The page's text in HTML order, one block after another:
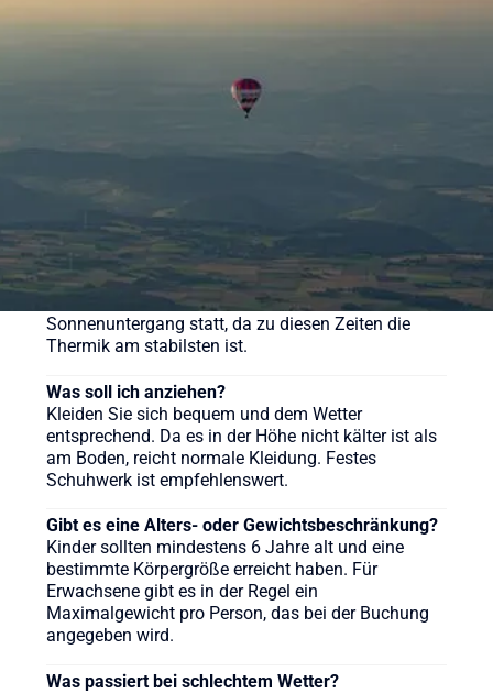
verschiedene Pakete für unsere Ballonfahrten an,
sehen Sie sich gerne auf der Webseite um.
90 Minuten, das gesamte Erlebnis inklusive
Vorbereitung und Taufe dauert ca. 3-4 Stunden.
Wann ist die beste Zeit für eine Ballonfahrt?
Ballonfahrten finden meist früh morgens nach
Sonnenaufgang oder am späten Nachmittag vor
Sonnenuntergang statt, da zu diesen Zeiten die
Thermik am stabilsten ist.
Was soll ich anziehen?
Kleiden Sie sich bequem und dem Wetter
entsprechend. Da es in der Höhe nicht kälter ist als
am Boden, reicht normale Kleidung. Festes
Schuhwerk ist empfehlenswert.
Gibt es eine Alters- oder Gewichtsbeschränkung?
Kinder sollten mindestens 6 Jahre alt und eine
bestimmte Körpergröße erreicht haben. Für
Erwachsene gibt es in der Regel ein
Maximalgewicht pro Person, das bei der Buchung
angegeben wird.
Was passiert bei schlechtem Wetter?